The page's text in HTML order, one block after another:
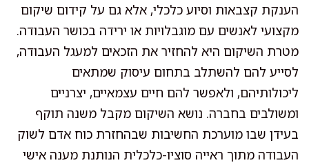
הענקת קצבאות וסיוע כלכלי, אלא גם על קידום שיקום
מקצועי לאנשים עם מוגבלויות או ירידה בכושר העבודה.
מטרת השיקום היא להחזיר את הזכאים למעגל העבודה,
לסייע להם להשתלב בתחום עיסוק שמתאים
ליכולותיהם, ולאפשר להם חיים עצמאיים, יצרניים
ומשולבים בחברה. נושא השיקום מקבל משנה תוקף
בעידן שבו מוערכת החשיבות שבהחזרת כוח אדם לשוק
העבודה מתוך ראייה סוציו-כלכלית הנותנת מענה אישי